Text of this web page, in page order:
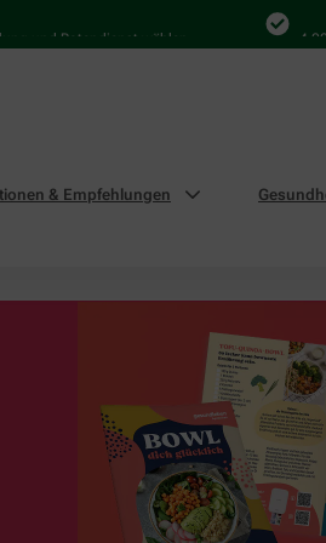
Botendienst wählen 4.000
& Empfehlungen